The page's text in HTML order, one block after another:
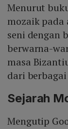
Menurut
mozaik pada
seni dengan
berwarna-
masa
dari
Sejarah
Mengutip